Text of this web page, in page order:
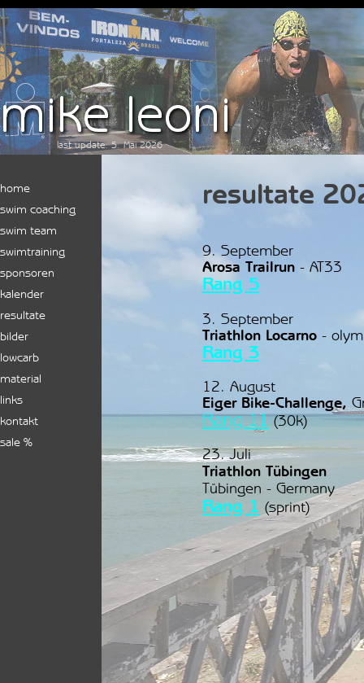
Direkt zum Seiteninhalt
last update: 5. Mai 2026
home
swim coaching
swim team
swimtraining
sponsoren
kalender
resultate
bilder
lowcarb
material
links
kontakt
sale %
resultate
9. September
Arosa Trailrun - AT33
Rang 5
3. September
Triathlon Locarno-
Rang 3
12. August
Eiger Bike-Challenge,
Rang 11 (30k)
23. Juli
Triathlon Tübingen
Tübingen - Germany
Rang 1 (sprint)